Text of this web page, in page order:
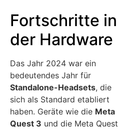
Fortschritte in
der Hardware
Das Jahr 2024 war ein
bedeutendes Jahr für
Standalone-Headsets, die
sich als Standard etabliert
haben. Geräte wie die Meta
Quest 3 und die Meta Quest